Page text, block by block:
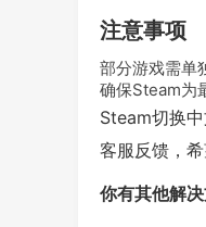
注意事项
部分游戏需单
确保Steam为
Steam切换
客服反馈，
你有其他解